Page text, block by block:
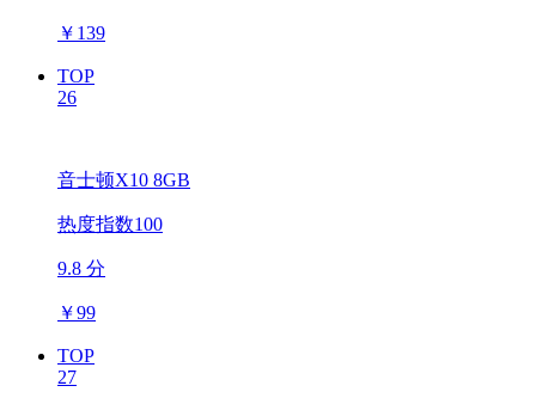
￥ 139
TOP
26
音士顿X10 8GB
热度指数100
9.8 分
￥99
TOP
27